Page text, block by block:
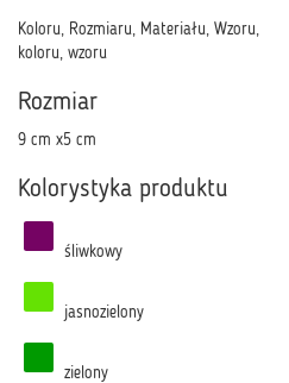
Koloru, Rozmiaru, Materiału, Wzoru,
koloru, wzoru
Rozmiar
9 cm x5 cm
Kolorystyka produktu
śliwkowy
jasnozielony
zielony